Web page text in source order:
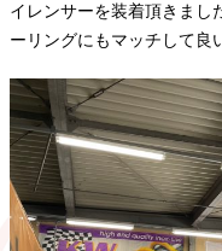
イレンサーを装着頂きまし
ーリングにもマッチして良